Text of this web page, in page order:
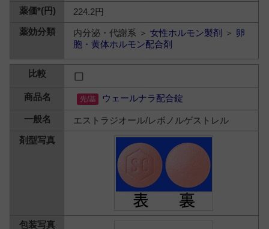
224.2円
内分泌・代謝系 ＞女性ホルモン製剤 ＞ 卵
胞・黄体ホルモン配合剤
ウェールナラ配合錠
エストラジオール/レボノルゲストレル